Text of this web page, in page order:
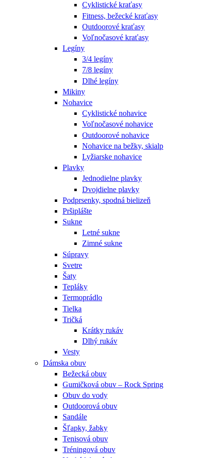
Cyklistické kraťasy
Fitness, bežecké kraťasy
Outdoorové kraťasy
Voľnočasové kraťasy
Legíny
3/4 legíny
7/8 legíny
Dlhé legíny
Mikiny
Nohavice
Cyklistické nohavice
Voľnočasové nohavice
Outdoorové nohavice
Nohavice na bežky, skialp
Lyžiarske nohavice
Plavky
Jednodielne plavky
Dvojdielne plavky
Podprsenky, spodná bielizeň
Pršiplášte
Sukne
Letné sukne
Zimné sukne
Súpravy
Svetre
Šaty
Tepláky
Termoprádlo
Tielka
Tričká
Krátky rukáv
Dlhý rukáv
Vesty
Dámska obuv
Bežecká obuv
Gumičková obuv – Rock Spring
Obuv do vody
Outdoorová obuv
Sandále
Šľapky, žabky
Tenisová obuv
Tréningová obuv